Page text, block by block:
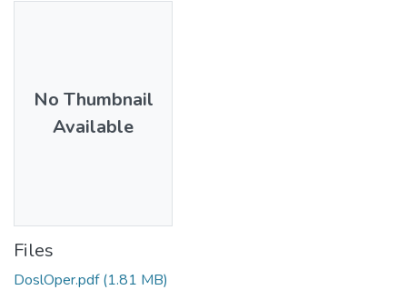
No Thumbnail
Available
Files
DoslOper.pdf (1.81 MB)